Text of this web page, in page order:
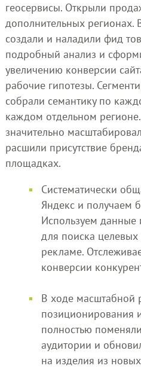
геосервисы. Открыли
дополнительных регионах.
создали и наладили фид
подробный анализ и
увеличению конверсии
рабочие гипотезы.
собрали семантику по
каждом отдельном
значительно
расшили присутствие
площадках.
Систематически
Яндекс и получаем
Используем данные
для поиска целевых
рекламе.
конверсии
В ходе масштабной
позиционирования
полностью
аудитории и
на изделия из